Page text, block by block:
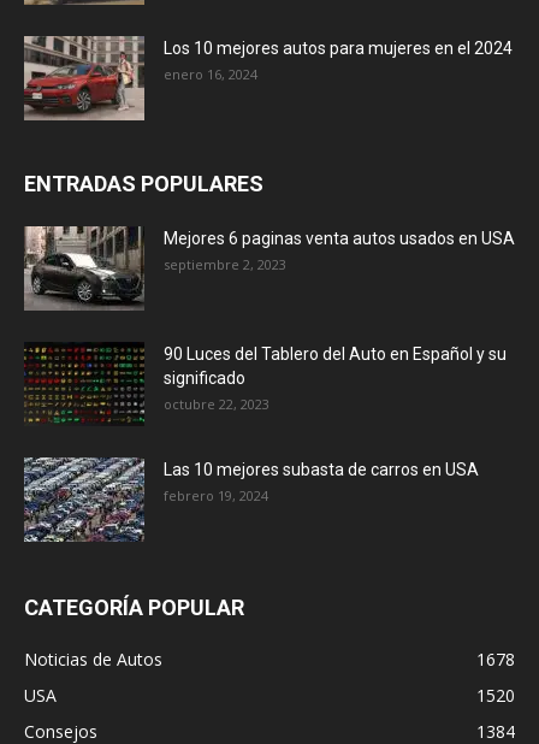
Los 10 mejores autos para mujeres en el 2024
enero 16, 2024
ENTRADAS POPULARES
Mejores 6 paginas venta autos usados en USA
septiembre 2, 2023
90 Luces del Tablero del Auto en Español y su
significado
octubre 22, 2023
Las 10 mejores subasta de carros en USA
febrero 19, 2024
CATEGORÍA POPULAR
Noticias de Autos
1678
USA
1520
Consejos
1384